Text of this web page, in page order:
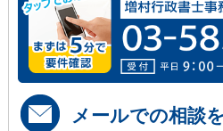
メールでの相談